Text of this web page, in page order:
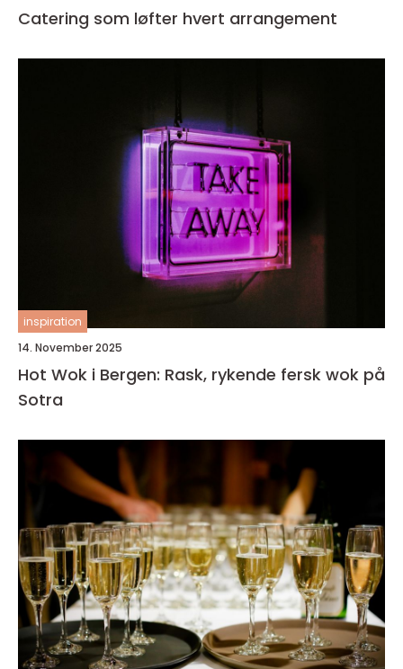
Catering som løfter hvert arrangement
inspiration
14. November 2025
Hot Wok i Bergen: Rask, rykende fersk wok på
Sotra